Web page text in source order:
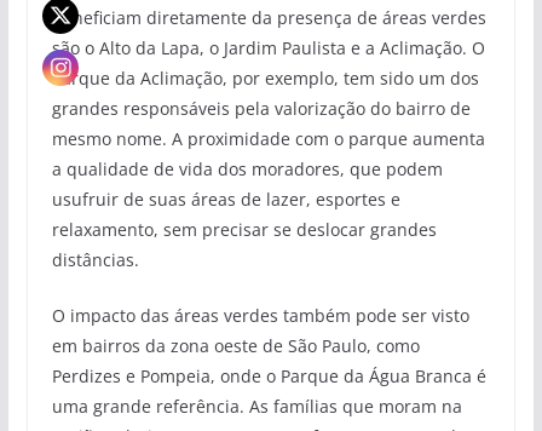
beneficiam diretamente da presença de áreas verdes
são o Alto da Lapa, o Jardim Paulista e a Aclimação. O
Parque da Aclimação, por exemplo, tem sido um dos
grandes responsáveis pela valorização do bairro de
mesmo nome. A proximidade com o parque aumenta
a qualidade de vida dos moradores, que podem
usufruir de suas áreas de lazer, esportes e
relaxamento, sem precisar se deslocar grandes
distâncias.
O impacto das áreas verdes também pode ser visto
em bairros da zona oeste de São Paulo, como
Perdizes e Pompeia, onde o Parque da Água Branca é
uma grande referência. As famílias que moram na